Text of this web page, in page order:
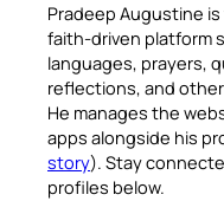
Pradeep Augustine
faith-driven platform
languages, prayers,
reflections, and
He manages the
apps alongside his
story). Stay
profiles below.